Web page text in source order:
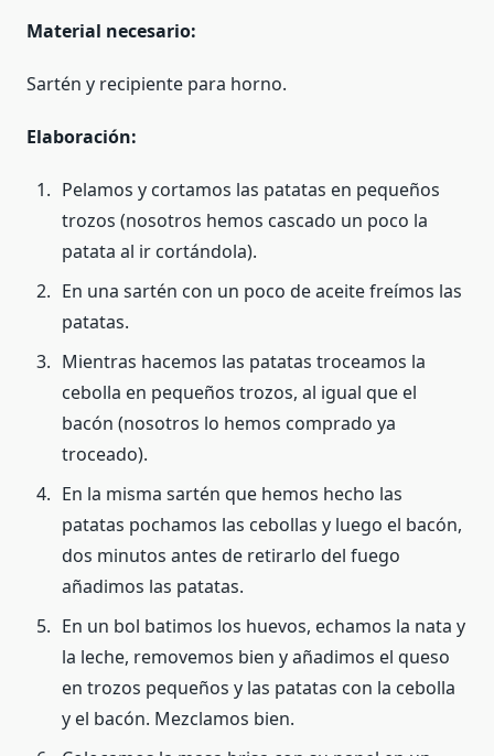
Material necesario:
Sartén y recipiente para horno.
Elaboración:
Pelamos y cortamos las patatas en pequeños
trozos (nosotros hemos cascado un poco la
patata al ir cortándola).
En una sartén con un poco de aceite freímos las
patatas.
Mientras hacemos las patatas troceamos la
cebolla en pequeños trozos, al igual que el
bacón (nosotros lo hemos comprado ya
troceado).
En la misma sartén que hemos hecho las
patatas pochamos las cebollas y luego el bacón,
dos minutos antes de retirarlo del fuego
añadimos las patatas.
En un bol batimos los huevos, echamos la nata y
la leche, removemos bien y añadimos el queso
en trozos pequeños y las patatas con la cebolla
y el bacón. Mezclamos bien.